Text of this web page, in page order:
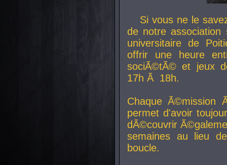
Si vous ne le
de notre
universitaire de
offrir une heure
sociÃ©tÃ© et jeux
17h Ã 18h.
Chaque Ã©mission
permet d'avoir
dÃ©couvrir
semaines au lieu
boucle.